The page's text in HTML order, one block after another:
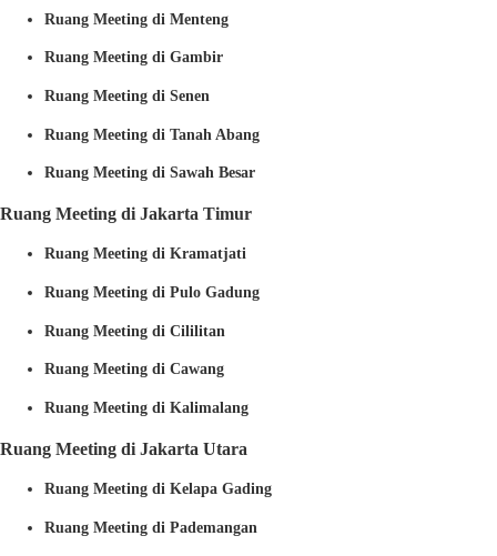
Ruang Meeting di Menteng
Ruang Meeting di Gambir
Ruang Meeting di Senen
Ruang Meeting di Tanah Abang
Ruang Meeting di Sawah Besar
Ruang Meeting di Jakarta Timur
Ruang Meeting di Kramatjati
Ruang Meeting di Pulo Gadung
Ruang Meeting di Cililitan
Ruang Meeting di Cawang
Ruang Meeting di Kalimalang
Ruang Meeting di Jakarta Utara
Ruang Meeting di Kelapa Gading
Ruang Meeting di Pademangan